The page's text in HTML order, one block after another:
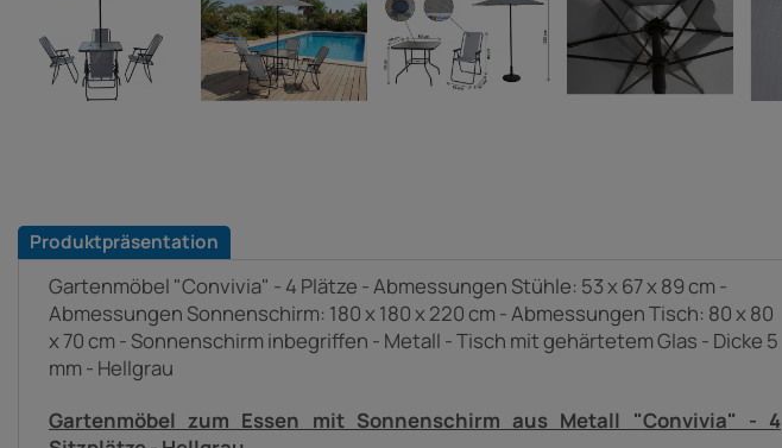
Produktpräsentation
Gartenmöbel "Convivia" - 4 Plätze - Abmessungen Stühle: 53 x 67 x 89 cm -
Abmessungen Sonnenschirm: 180 x 180 x 220 cm - Abmessungen Tisch: 80 x 80
x 70 cm - Sonnenschirm inbegriffen - Metall - Tisch mit gehärtetem Glas - Dicke 5
mm - Hellgrau
Gartenmöbel zum Essen mit Sonnenschirm aus Metall "Convivia" - 4